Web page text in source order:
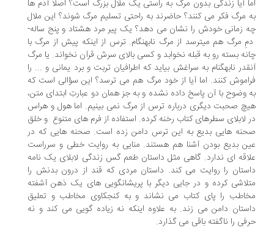
آیا زندگی بدون مرگ به راستی یک ملال بزرگ است؟ اصلاً آدم­ ها
مرگ فکر می­ کنند؟ حاضرند به راحتی تسلیم مرگ شوند؟ این ملال
چه زمانی خودش را نشان می­ دهد؟ یک پیر مرد هشتاد و پنج ساله­
مرگ هم می­ترسد از مرگ نابهنگام. ترس از اینکه پیش از مرگ با
بسته رو به قبله نخوابد و کسی بالای سرش قرآن نخواند. یا مرگ
نابهگنام به سراغش بیاید که اطرافیان تربت و برد یمانی و ... را
کنند. اما آیا از خود مرگ هم می ­ترسد؟ این سؤالی است که
وضوح با آن پاسخ داده نشده و به جز همان دو عبارتِ ابتدای متن،
صحبت دیگری درباره­ ترس از مرگ نمی ­بینیم. اما هول و هراس
لابلای سطرهای کتاب رخنه کرده. استفاده از فرم ­های متنوع و خلق
­هایی بدیع به این ترس دامن زده است. صحنه ­هایی که در
بدیع بودن آشنا هم هستند. منایی به روایت خطی و سرراست
­ای ندارد. گاهی مثل داستان طعم گس زندگی لابلای یک نامه
را روایت می ­کند. داستان مردی که قند از درون بدنش را
کرده و در جایی دیگر با پریشان­گویی ­های یک ذهن آشفته
را پای کتاب می­ نشاند و به کنجکاوی مخاطب و تعلیق
دامن می ­زند. به علاوه­ اینکه نه زیاده­ گویی می­ کند و نه
را ناگفته باقی می ­گذارد.